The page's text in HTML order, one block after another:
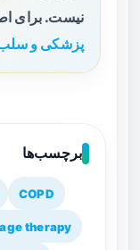
نیست. برای
پزشکی و
برچسب‌ها
COPD
therapy